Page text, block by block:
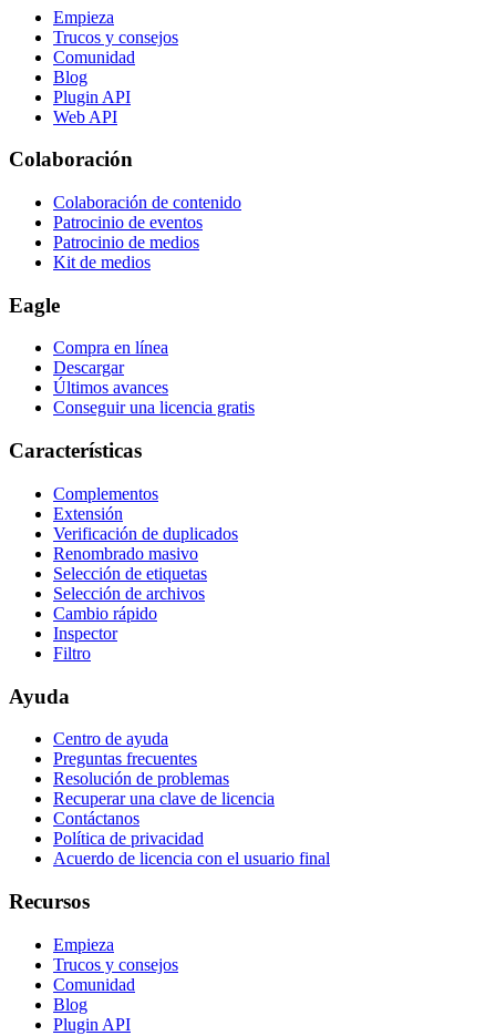
Empieza
Trucos y consejos
Comunidad
Blog
Plugin API
Web API
Colaboración
Colaboración de contenido
Patrocinio de eventos
Patrocinio de medios
Kit de medios
Eagle
Compra en línea
Descargar
Últimos avances
Conseguir una licencia gratis
Características
Complementos
Extensión
Verificación de duplicados
Renombrado masivo
Selección de etiquetas
Selección de archivos
Cambio rápido
Inspector
Filtro
Ayuda
Centro de ayuda
Preguntas frecuentes
Resolución de problemas
Recuperar una clave de licencia
Contáctanos
Política de privacidad
Acuerdo de licencia con el usuario final
Recursos
Empieza
Trucos y consejos
Comunidad
Blog
Plugin API